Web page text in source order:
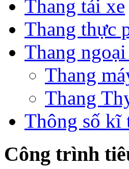
Thang tải xe
Thang thực
Thang
Thang
Thang
Thông số kĩ
Công trình